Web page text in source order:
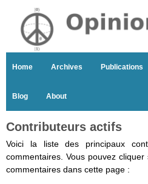
Home Archives Publications
Blog About
Contributeurs actifs
Voici la liste des principaux
commentaires. Vous pouvez
commentaires dans cette page :